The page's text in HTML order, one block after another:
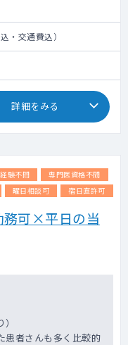
・交通費込）
詳細をみる
経験不問
専門医資格不問
曜日相談可 宿日直許可
務可×平日の当
患者さんも多く比較的